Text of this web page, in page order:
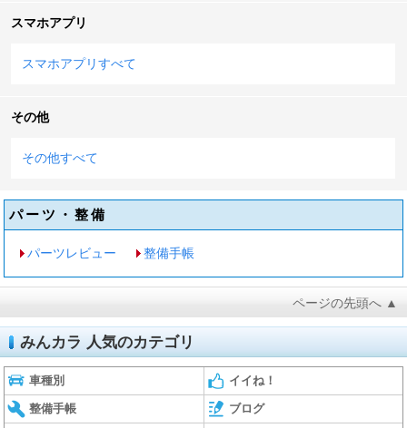
スマホアプリ
スマホアプリすべて
その他
その他すべて
パーツ・整備
パーツレビュー 整備手帳
ページの先頭へ ▲
みんカラ 人気のカテゴリ
車種別 イイね！
整備手帳 ブログ